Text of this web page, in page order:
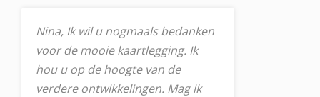
Nina, Ik wil u nogmaals bedanken
voor de mooie kaartlegging. Ik
hou u op de hoogte van de
verdere ontwikkelingen. Mag ik